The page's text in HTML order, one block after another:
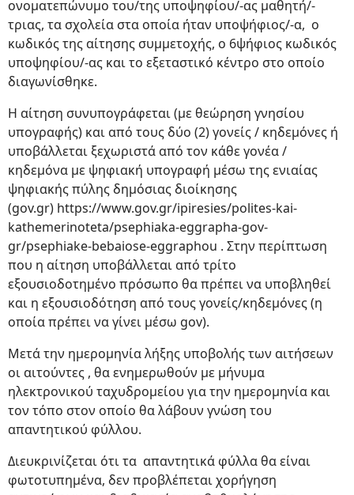
ονοματεπώνυμο του/της υποψηφίου/-ας μαθητή/-
τριας, τα σχολεία στα οποία ήταν υποψήφιος/-α, ο
κωδικός της αίτησης συμμετοχής, ο 6ψήφιος κωδικός
υποψηφίου/-ας και το εξεταστικό κέντρο στο οποίο
διαγωνίσθηκε.
Η αίτηση συνυπογράφεται (με θεώρηση γνησίου
υπογραφής) και από τους δύο (2) γονείς / κηδεμόνες ή
υποβάλλεται ξεχωριστά από τον κάθε γονέα /
κηδεμόνα με ψηφιακή υπογραφή μέσω της ενιαίας
ψηφιακής πύλης δημόσιας διοίκησης
(gov.gr) https://www.gov.gr/ipiresies/polites-kai-
kathemerinoteta/psephiaka-eggrapha-gov-
gr/psephiake-bebaiose-eggraphou . Στην περίπτωση
που η αίτηση υποβάλλεται από τρίτο
εξουσιοδοτημένο πρόσωπο θα πρέπει να υποβληθεί
και η εξουσιοδότηση από τους γονείς/κηδεμόνες (η
οποία πρέπει να γίνει μέσω gov).
Μετά την ημερομηνία λήξης υποβολής των αιτήσεων
οι αιτούντες , θα ενημερωθούν με μήνυμα
ηλεκτρονικού ταχυδρομείου για την ημερομηνία και
τον τόπο στον οποίο θα λάβουν γνώση του
απαντητικού φύλλου.
Διευκρινίζεται ότι τα απαντητικά φύλλα θα είναι
φωτοτυπημένα, δεν προβλέπεται χορήγηση